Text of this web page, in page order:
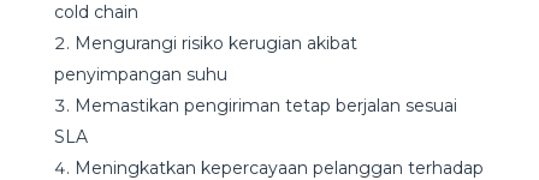
cold chain
Mengurangi risiko kerugian akibat
penyimpangan suhu
Memastikan pengiriman tetap berjalan sesuai
SLA
Meningkatkan kepercayaan pelanggan terhadap